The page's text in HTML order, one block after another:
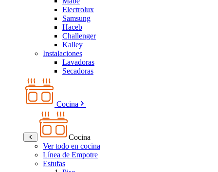
Electrolux
Samsung
Haceb
Challenger
Kalley
Instalaciones
Lavadoras
Secadoras
Cocina
Cocina
Ver todo en cocina
Línea de Empotre
Estufas